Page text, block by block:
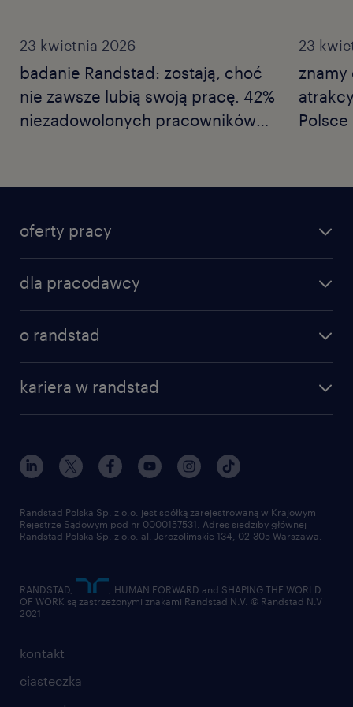
23 kwietnia 2026
badanie Randstad: zostają, choć
nie zawsze lubią swoją pracę. 42%
niezadowolonych pracowników
już we własne kompetencje.
ostrożności.
23
oferty pracy
dla pracodawcy
o randstad
kariera w randstad
kontakt
ciasteczka
Randstad Polska Sp. z o.o. jest spółką zarejestrowaną w Krajowym
Rejestrze Sądowym pod nr 0000157531. Adres siedziby głównej
Randstad Polska Sp. z o.o. al. Jerozolimskie 134, 02-305 Warszawa.
RANDSTAD,
, HUMAN FORWARD and SHAPING THE WORLD
OF WORK są zastrzeżonymi znakami Randstad N.V. © Randstad N.V
2021